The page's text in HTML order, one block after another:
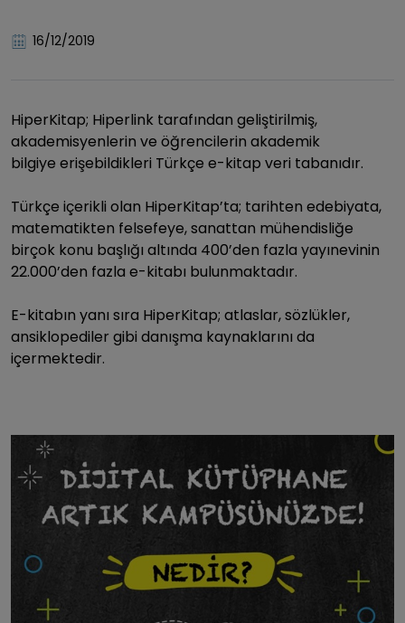
16/12/2019
HiperKitap; Hiperlink tarafından geliştirilmiş,
akademisyenlerin ve öğrencilerin akademik
bilgiye erişebildikleri Türkçe e-kitap veri tabanıdır.
Türkçe içerikli olan HiperKitap’ta; tarihten edebiyata,
matematikten felsefeye, sanattan mühendisliğe
birçok konu başlığı altında 400’den fazla yayınevinin
22.000’den fazla e-kitabı bulunmaktadır.
E-kitabın yanı sıra HiperKitap; atlaslar, sözlükler,
ansiklopediler gibi danışma kaynaklarını da
içermektedir.